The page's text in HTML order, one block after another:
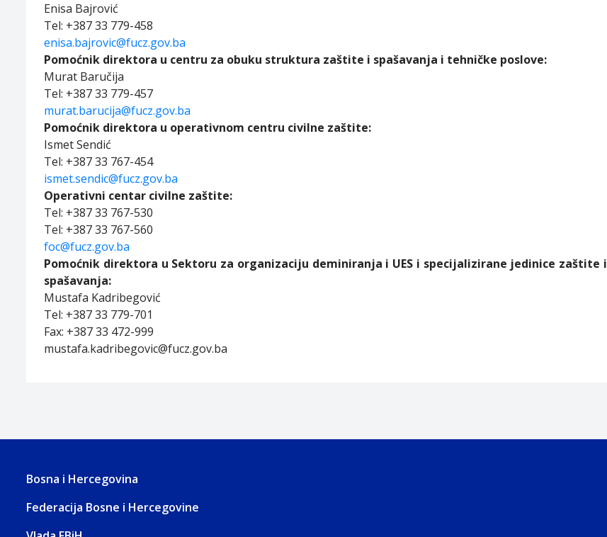
Enisa Bajrović
Tel: +387 33 779-458
enisa.bajrovic@fucz.gov.ba
Pomoćnik direktora u centru za obuku struktura zaštite i spašavanja i tehničke poslove:
Murat Baručija
Tel: +387 33 779-457
murat.barucija@fucz.gov.ba
Pomoćnik direktora u operativnom centru civilne zaštite:
Ismet Sendić
Tel: +387 33 767-454
ismet.sendic@fucz.gov.ba
Operativni centar civilne zaštite:
Tel: +387 33 767-530
Tel: +387 33 767-560
foc@fucz.gov.ba
Pomoćnik direktora u Sektoru za organizaciju deminiranja i UES i specijalizirane jedinice zaštite i
spašavanja:
Mustafa Kadribegović
Tel: +387 33 779-701
Fax: +387 33 472-999
mustafa.kadribegovic@fucz.gov.ba
Bosna i Hercegovina
Federacija Bosne i Hercegovine